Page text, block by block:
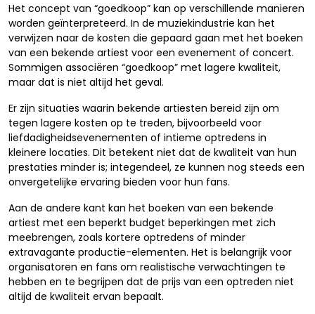
Het concept van “goedkoop” kan op verschillende manieren
worden geïnterpreteerd. In de muziekindustrie kan het
verwijzen naar de kosten die gepaard gaan met het boeken
van een bekende artiest voor een evenement of concert.
Sommigen associëren “goedkoop” met lagere kwaliteit,
maar dat is niet altijd het geval.
Er zijn situaties waarin bekende artiesten bereid zijn om
tegen lagere kosten op te treden, bijvoorbeeld voor
liefdadigheidsevenementen of intieme optredens in
kleinere locaties. Dit betekent niet dat de kwaliteit van hun
prestaties minder is; integendeel, ze kunnen nog steeds een
onvergetelijke ervaring bieden voor hun fans.
Aan de andere kant kan het boeken van een bekende
artiest met een beperkt budget beperkingen met zich
meebrengen, zoals kortere optredens of minder
extravagante productie-elementen. Het is belangrijk voor
organisatoren en fans om realistische verwachtingen te
hebben en te begrijpen dat de prijs van een optreden niet
altijd de kwaliteit ervan bepaalt.